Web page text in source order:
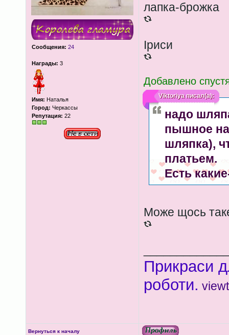
Сообщения: 24
Награды: 3
Имя: Наталья
Город: Черкассы
Репутация: 22
лапка-брожка
Іриси
Добавлено
Viktoriyaписал(а):
надо
пышное на
шляпка),
платьем.
Есть
Може щось
Прикраси
роботи.
Вернуться к началу